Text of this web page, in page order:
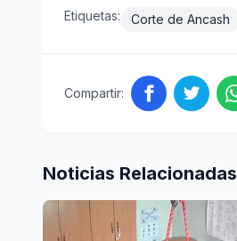
Etiquetas: Corte de Ancash
Compartir:
Noticias Relacionadas